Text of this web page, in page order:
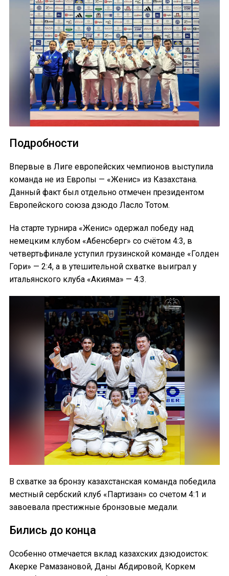
Подробности
Впервые в Лиге европейских чемпионов выступила
команда не из Европы — «Женис» из Казахстана.
Данный факт был отдельно отмечен президентом
Европейского союза дзюдо Ласло Тотом.
На старте турнира «Женис» одержал победу над
немецким клубом «Абенсберг» со счётом 4:3, в
четвертьфинале уступил грузинской команде «Голден
Гори» — 2:4, а в утешительной схватке выиграл у
итальянского клуба «Акияма» — 4:3.
В схватке за бронзу казахстанская команда победила
местный сербский клуб «Партизан» со счетом 4:1 и
завоевала престижные бронзовые медали.
Бились до конца
Особенно отмечается вклад казахских дзюдоисток:
Акерке Рамазановой, Даны Абдировой, Коркем